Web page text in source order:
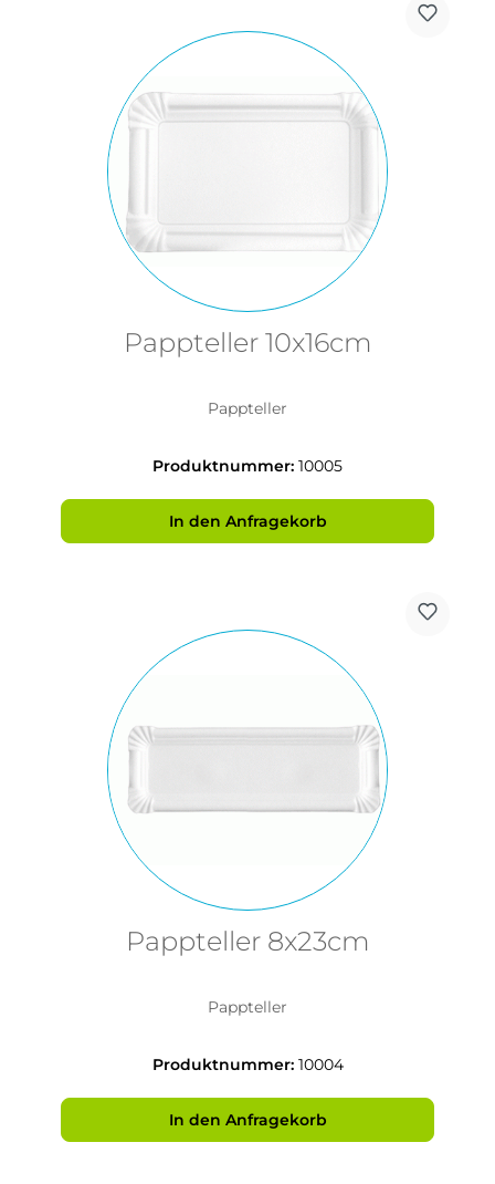
Pappteller 10x16cm
Pappteller
Produktnummer: 10005
In den Anfragekorb
Pappteller 8x23cm
Pappteller
Produktnummer: 10004
In den Anfragekorb